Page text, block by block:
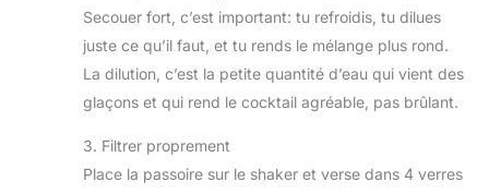
Secouer fort, c’est important: tu refroidis, tu dilues
juste ce qu’il faut, et tu rends le mélange plus rond.
La dilution, c’est la petite quantité d’eau qui vient des
glaçons et qui rend le cocktail agréable, pas brûlant.
3. Filtrer proprement
Place la passoire sur le shaker et verse dans 4 verres